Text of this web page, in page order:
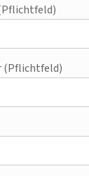
(Pflichtfeld)